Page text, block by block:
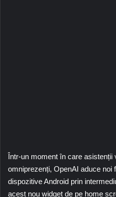
Într-un moment în care asistenții
omniprezenți, OpenAI aduce noi
dispozitive Android prin
acest nou widget de pe home